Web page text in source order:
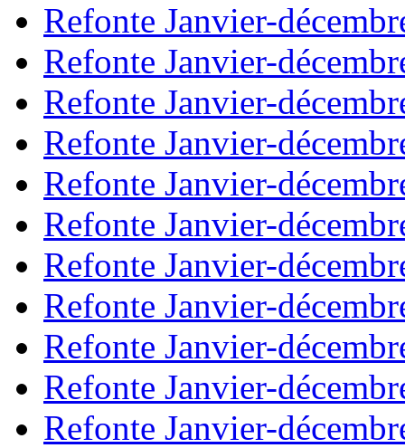
Refonte Janvier-
Refonte Janvier-
Refonte Janvier-
Refonte Janvier-
Refonte Janvier-
Refonte Janvier-
Refonte Janvier-
Refonte Janvier-
Refonte Janvier-
Refonte Janvier-
Refonte Janvier-